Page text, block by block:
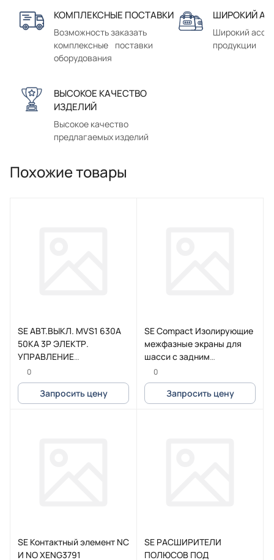
КОМПЛЕКСНЫЕ ПОСТАВКИ
Возможность заказать
комплексные поставки
оборудования
ШИРОКИЙ
Широкий
продукции
ВЫСОКОЕ КАЧЕСТВО
ИЗДЕЛИЙ
Высокое качество
предлагаемых изделий
Похожие товары
SE АВТ.ВЫКЛ. MVS1 630A
50KA 3P ЭЛЕКТР.
УПРАВЛЕНИЕ
СТАЦИОНАРНЫЙ С
РАСЦЕПИТЕЛЕМ ETA6G
0
Запросить цену
SE Compact Изолирующие
межфазные экраны для
шасси с задним
присоединением (3шт.)
0
Запросить цену
SE Контактный элемент NC
И NO XENG3791
SE РАСШИРИТЕЛИ
ПОЛЮСОВ ПОД